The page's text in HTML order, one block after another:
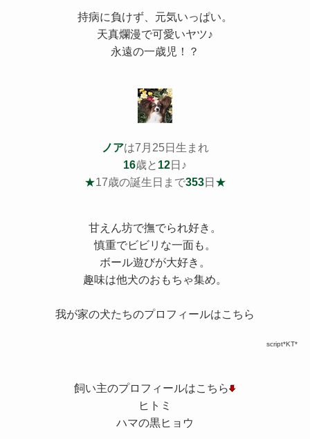
持病に負けず、元気いっぱい。
天真爛漫で可愛いヤツ♪
永遠の一歳児！？
ノアは7月25日生まれ
16歳と 12日♪
★17歳の誕生日まで353日 ★
甘えん坊で撫でられ好き。
慎重でビビリな一面も。
ボール遊びが大好き。
趣味は他犬のおもちゃ集め。
我が家の犬たちのプロフィールはこちら
script*KT*
飼い主のプロフィールはこちら
ヒトミ
ハマの黒ヒョウ